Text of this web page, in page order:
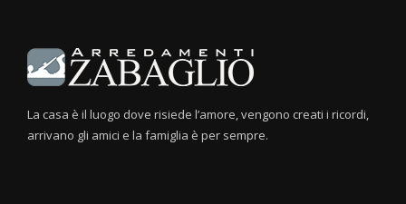
La casa è il luogo dove risiede l’amore, vengono creati i ricordi,
arrivano gli amici e la famiglia è per sempre.